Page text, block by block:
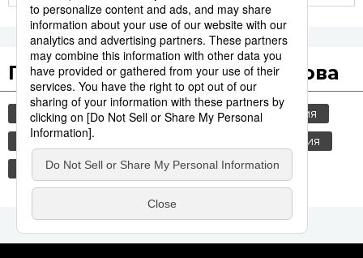
Популярные поисковые слова
общество культура jiji press
история
политика
россия
шпионаж
синкансэн